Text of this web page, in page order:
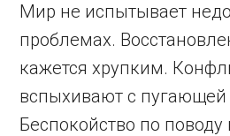
Мир не испытывает
проблемах.
кажется хрупким.
вспыхивают с пугающей
Беспокойство по